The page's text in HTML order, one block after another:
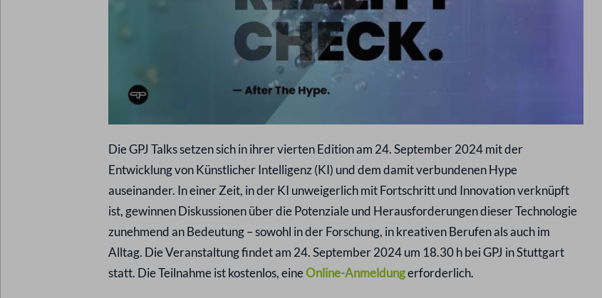
Die GPJ Talks setzen sich in ihrer vierten Edition am 24. September 2024 mit der
Entwicklung von Künstlicher Intelligenz (KI) und dem damit verbundenen Hype
auseinander. In einer Zeit, in der KI unweigerlich mit Fortschritt und Innovation verknüpft
ist, gewinnen Diskussionen über die Potenziale und Herausforderungen dieser Technologie
zunehmend an Bedeutung – sowohl in der Forschung, in kreativen Berufen als auch im
Alltag. Die Veranstaltung findet am 24. September 2024 um 18.30 h bei GPJ in Stuttgart
statt. Die Teilnahme ist kostenlos, eineOnline-Anmeldungerforderlich.